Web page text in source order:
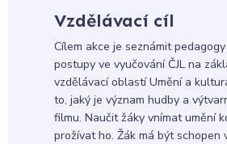
Vzdělávací cíl
Cílem akce je seznámit
postupy ve vyučování ČJL na
vzdělávací oblastí Umění a
to, jaký je význam hudby a
filmu. Naučit žáky vnímat umění
prožívat ho. Žák má být schopen